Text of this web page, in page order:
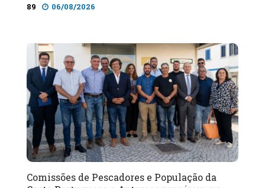
89 06/08/2026
Comissões de Pescadores e População da